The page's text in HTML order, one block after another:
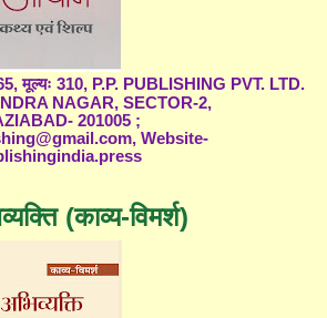
मूल्यः 310, P.P. PUBLISHING PVT. LTD.
NAGAR, SECTOR-2,
201005 ;
Website-
(काव्य-विमर्श)